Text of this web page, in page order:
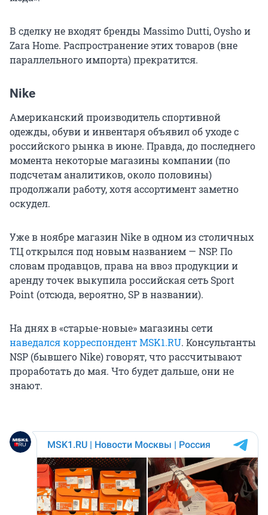
В сделку не входят бренды Massimo Dutti, Oysho и
Zara Home. Распространение этих товаров (вне
параллельного импорта) прекратится.
Nike
Американский производитель спортивной
одежды, обуви и инвентаря объявил об уходе с
российского рынка в июне. Правда, до последнего
момента некоторые магазины компании (по
подсчетам аналитиков, около половины)
продолжали работу, хотя ассортимент заметно
оскудел.
Уже в ноябре магазин Nike в одном из столичных
ТЦ открылся под новым названием — NSP. По
словам продавцов, права на ввоз продукции и
аренду точек выкупила российская сеть Sport
Point (отсюда, вероятно, SP в названии).
На днях в «старые-новые» магазины сети
наведался корреспондент MSK1.RU. Консультанты
NSP (бывшего Nike) говорят, что рассчитывают
проработать до мая. Что будет дальше, они не
знают.